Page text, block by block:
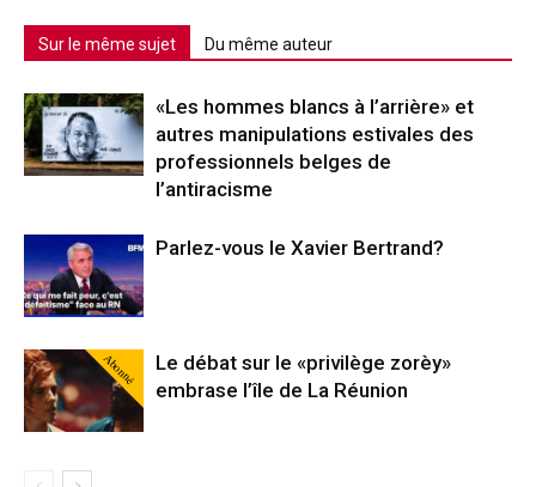
Sur le même sujet Du même auteur
«Les hommes blancs à l’arrière» et
autres manipulations estivales des
professionnels belges de
l’antiracisme
Parlez-vous le Xavier Bertrand?
Abonné
Le débat sur le «privilège zorèy»
embrase l’île de La Réunion